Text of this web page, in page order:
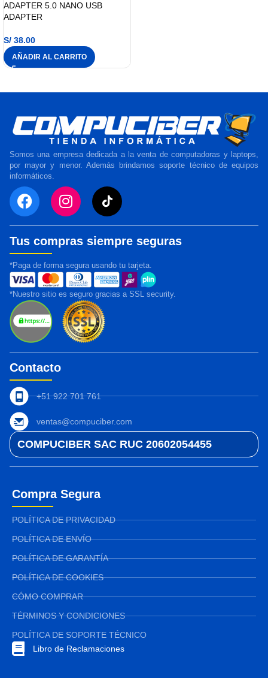
ADAPTER 5.0 NANO USB
ADAPTER
S/ 38.00
AÑADIR AL CARRITO
Somos una empresa dedicada a la venta de computadoras y laptops,
por mayor y menor. Además brindamos soporte técnico de equipos
informáticos.
Tus compras siempre seguras
*Paga de forma segura usando tu tarjeta.
*Nuestro sitio es seguro gracias a SSL security.
Contacto
+51 922 701 761
ventas@compuciber.com
COMPUCIBER SAC RUC 20602054455
Compra Segura
POLÍTICA DE PRIVACIDAD
POLÍTICA DE ENVÍO
POLÍTICA DE GARANTÍA
POLÍTICA DE COOKIES
CÓMO COMPRAR
TÉRMINOS Y CONDICIONES
POLÍTICA DE SOPORTE TÉCNICO
Libro de Reclamaciones